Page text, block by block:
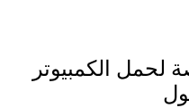
لحمل الكمبيوتر